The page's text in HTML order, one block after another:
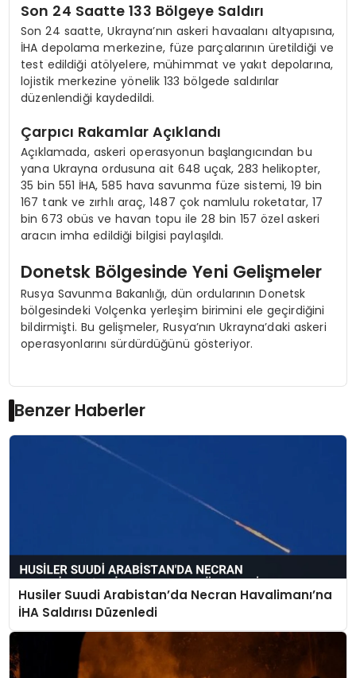
Son 24 Saatte 133 Bölgeye Saldırı
Son 24 saatte, Ukrayna’nın askeri havaalanı altyapısına,
İHA depolama merkezine, füze parçalarının üretildiği ve
test edildiği atölyelere, mühimmat ve yakıt depolarına,
lojistik merkezine yönelik 133 bölgede saldırılar
düzenlendiği kaydedildi.
Çarpıcı Rakamlar Açıklandı
Açıklamada, askeri operasyonun başlangıcından bu
yana Ukrayna ordusuna ait 648 uçak, 283 helikopter,
35 bin 551 İHA, 585 hava savunma füze sistemi, 19 bin
167 tank ve zırhlı araç, 1487 çok namlulu roketatar, 17
bin 673 obüs ve havan topu ile 28 bin 157 özel askeri
aracın imha edildiği bilgisi paylaşıldı.
Donetsk Bölgesinde Yeni Gelişmeler
Rusya Savunma Bakanlığı, dün ordularının Donetsk
bölgesindeki Volçenka yerleşim birimini ele geçirdiğini
bildirmişti. Bu gelişmeler, Rusya’nın Ukrayna’daki askeri
operasyonlarını sürdürdüğünü gösteriyor.
Benzer Haberler
Husiler Suudi Arabistan’da Necran Havalimanı’na
İHA Saldırısı Düzenledi